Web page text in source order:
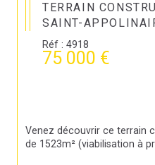
TERRAIN
SAINT-
Réf : 4918
75 000 €
Venez découvrir ce terrain
de 1523m² (viabilisation à